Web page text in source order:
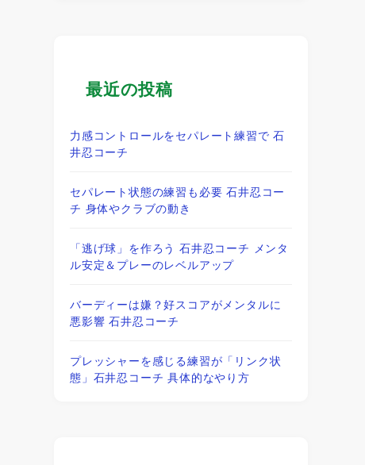
最近の投稿
力感コントロールをセパレート練習で 石
井忍コーチ
セパレート状態の練習も必要 石井忍コー
チ 身体やクラブの動き
「逃げ球」を作ろう 石井忍コーチ メンタ
ル安定＆プレーのレベルアップ
バーディーは嫌？好スコアがメンタルに
悪影響 石井忍コーチ
プレッシャーを感じる練習が「リンク状
態」石井忍コーチ 具体的なやり方